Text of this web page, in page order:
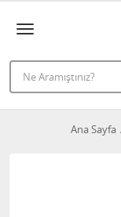
Ana Sayfa